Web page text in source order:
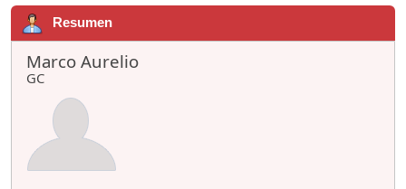
Resumen
Marco Aurelio
GC